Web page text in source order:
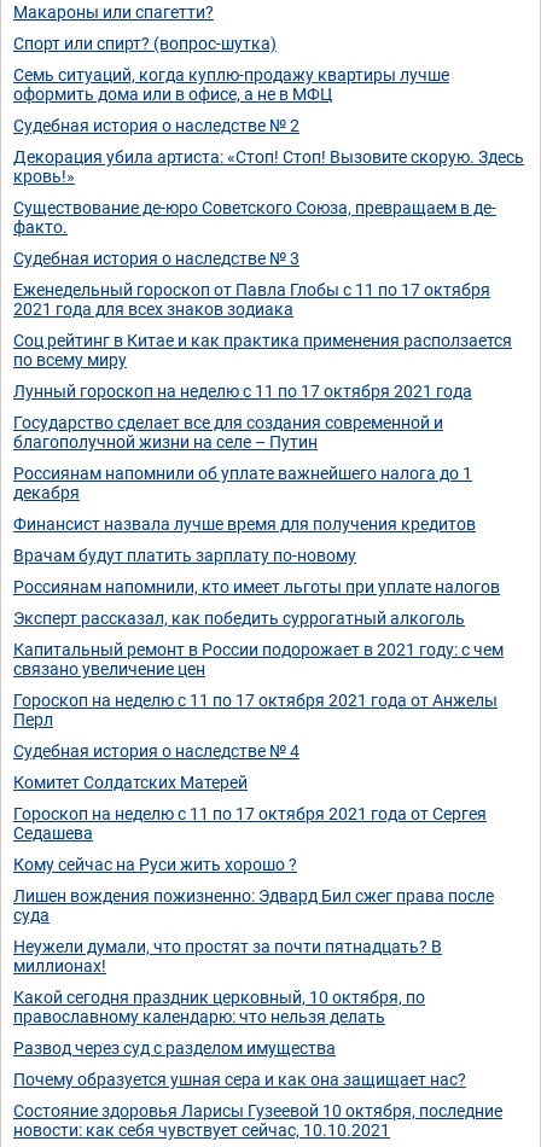
Макароны или спагетти?
Спорт или спирт? (вопрос-шутка)
Семь ситуаций, когда куплю-продажу квартиры лучше
оформить дома или в офисе, а не в МФЦ
Судебная история о наследстве № 2
Декорация убила артиста: «Стоп! Стоп! Вызовите скорую. Здесь
кровь!»
Существование де-юро Советского Союза, превращаем в де-
факто.
Судебная история о наследстве № 3
Еженедельный гороскоп от Павла Глобы c 11 по 17 октября
2021 года для всех знаков зодиака
Соц рейтинг в Китае и как практика применения расползается
по всему миру
Лунный гороскоп на неделю с 11 по 17 октября 2021 года
Государство сделает все для создания современной и
благополучной жизни на селе – Путин
Россиянам напомнили об уплате важнейшего налога до 1
декабря
Финансист назвала лучше время для получения кредитов
Врачам будут платить зарплату по-новому
Россиянам напомнили, кто имеет льготы при уплате налогов
Эксперт рассказал, как победить суррогатный алкоголь
Капитальный ремонт в России подорожает в 2021 году: с чем
связано увеличение цен
Гороскоп на неделю с 11 по 17 октября 2021 года от Анжелы
Перл
Судебная история о наследстве № 4
Комитет Солдатских Матерей
Гороскоп на неделю с 11 по 17 октября 2021 года от Сергея
Седашева
Кому сейчас на Руси жить хорошо ?
Лишен вождения пожизненно: Эдвард Бил сжег права после
суда
Неужели думали, что простят за почти пятнадцать? В
миллионах!
Какой сегодня праздник церковный, 10 октября, по
православному календарю: что нельзя делать
Развод через суд с разделом имущества
Почему образуется ушная сера и как она защищает нас?
Состояние здоровья Ларисы Гузеевой 10 октября, последние
новости: как себя чувствует сейчас, 10.10.2021